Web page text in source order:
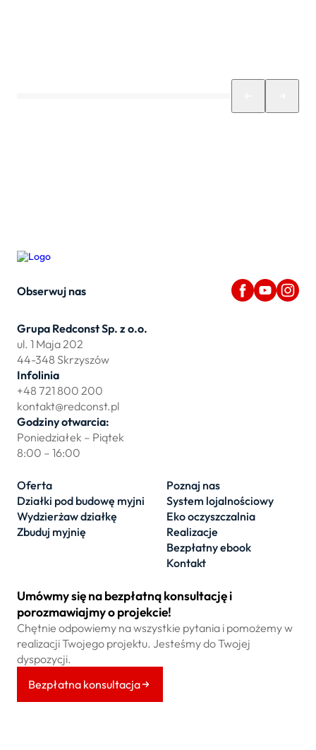
Obserwuj nas
Grupa Redconst Sp. z o.o.
ul. 1 Maja 202
44-348 Skrzyszów
Infolinia
+48 721 800 200
kontakt@redconst.pl
Godziny otwarcia:
Poniedziałek – Piątek
8:00 – 16:00
Oferta
Działki pod budowę myjni
Wydzierżaw działkę
Zbuduj myjnię
Poznaj nas
System lojalnościowy
Eko oczyszczalnia
Realizacje
Bezpłatny ebook
Kontakt
Umówmy się na bezpłatną konsultację i
porozmawiajmy o projekcie!
Chętnie odpowiemy na wszystkie pytania i pomożemy w
realizacji Twojego projektu. Jesteśmy do Twojej
dyspozycji.
Bezpłatna konsultacja